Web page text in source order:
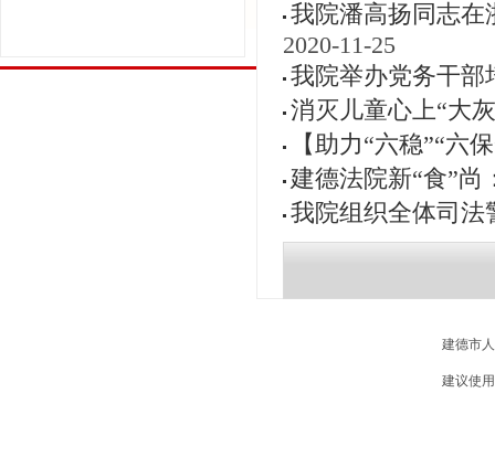
我院潘高扬同志在
2020-11-25
我院举办党务干
消灭儿童心上“大
【助力“六稳”“六
建德法院新“食”
我院组织全体司
建德市
建议使